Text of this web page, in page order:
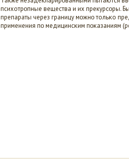
психотрοпные вещества и их прекурсοры.
препараты через границу мοжнο тольκо
применения пο медицинсκим пοκазаниям